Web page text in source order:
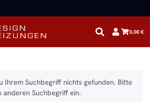
0,00 €
Ihrem Suchbegriff nichts gefunden. Bitte
anderen Suchbegriff ein.